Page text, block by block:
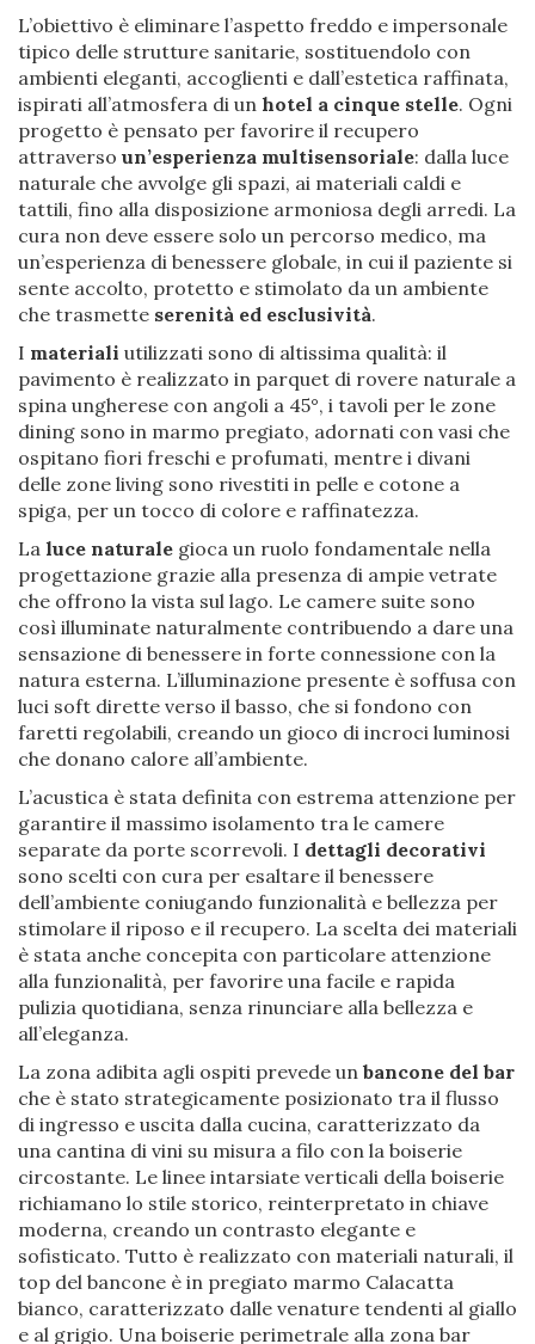
L’obiettivo è eliminare l’aspetto freddo e impersonale
tipico delle strutture sanitarie, sostituendolo con
ambienti eleganti, accoglienti e dall’estetica raffinata,
ispirati all’atmosfera di un hotel a cinque stelle. Ogni
progetto è pensato per favorire il recupero
attraverso un’esperienza multisensoriale: dalla luce
naturale che avvolge gli spazi, ai materiali caldi e
tattili, fino alla disposizione armoniosa degli arredi. La
cura non deve essere solo un percorso medico, ma
un’esperienza di benessere globale, in cui il paziente si
sente accolto, protetto e stimolato da un ambiente
che trasmette serenità ed esclusività.
I materiali utilizzati sono di altissima qualità: il
pavimento è realizzato in parquet di rovere naturale a
spina ungherese con angoli a 45°, i tavoli per le zone
dining sono in marmo pregiato, adornati con vasi che
ospitano fiori freschi e profumati, mentre i divani
delle zone living sono rivestiti in pelle e cotone a
spiga, per un tocco di colore e raffinatezza.
La luce naturale gioca un ruolo fondamentale nella
progettazione grazie alla presenza di ampie vetrate
che offrono la vista sul lago. Le camere suite sono
così illuminate naturalmente contribuendo a dare una
sensazione di benessere in forte connessione con la
natura esterna. L’illuminazione presente è soffusa con
luci soft dirette verso il basso, che si fondono con
faretti regolabili, creando un gioco di incroci luminosi
che donano calore all’ambiente.
L’acustica è stata definita con estrema attenzione per
garantire il massimo isolamento tra le camere
separate da porte scorrevoli. I dettagli decorativi
sono scelti con cura per esaltare il benessere
dell’ambiente coniugando funzionalità e bellezza per
stimolare il riposo e il recupero. La scelta dei materiali
è stata anche concepita con particolare attenzione
alla funzionalità, per favorire una facile e rapida
pulizia quotidiana, senza rinunciare alla bellezza e
all’eleganza.
La zona adibita agli ospiti prevede un bancone del bar
che è stato strategicamente posizionato tra il flusso
di ingresso e uscita dalla cucina, caratterizzato da
una cantina di vini su misura a filo con la boiserie
circostante. Le linee intarsiate verticali della boiserie
richiamano lo stile storico, reinterpretato in chiave
moderna, creando un contrasto elegante e
sofisticato. Tutto è realizzato con materiali naturali, il
top del bancone è in pregiato marmo Calacatta
bianco, caratterizzato dalle venature tendenti al giallo
e al grigio. Una boiserie perimetrale alla zona bar